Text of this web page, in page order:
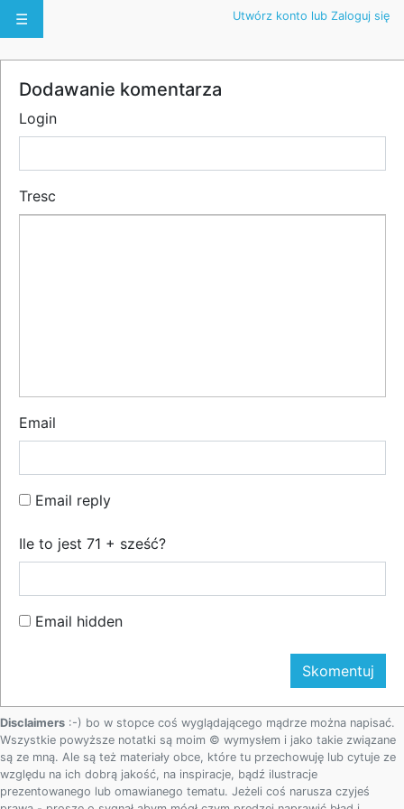
☰ Utwórz konto lub Zaloguj się
Dodawanie komentarza
Login
Tresc
Email
Email reply
Ile to jest 71 + sześć?
Email hidden
Disclaimers :-) bo w stopce coś wyglądającego mądrze można napisać.
Wszystkie powyższe notatki są moim © wymysłem i jako takie związane
są ze mną. Ale są też materiały obce, które tu przechowuję lub cytuje ze
względu na ich dobrą jakość, na inspiracje, bądź ilustracje
prezentowanego lub omawianego tematu. Jeżeli coś narusza czyjeś